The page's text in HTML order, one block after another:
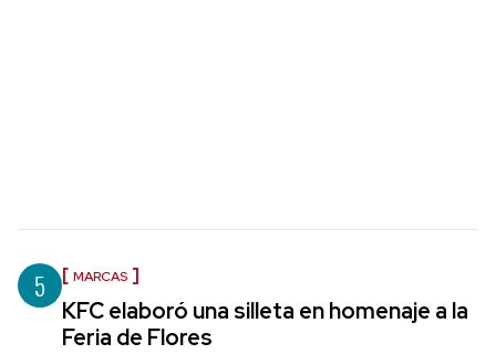
5 MARCAS
KFC elaboró una silleta en homenaje a la
Feria de Flores